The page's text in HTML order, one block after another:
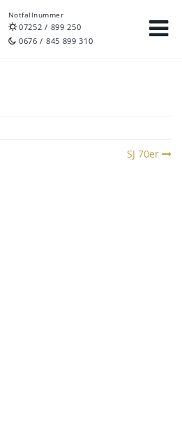
Notfallnummer
07252 / 899 250
0676 / 845 899 310
SJ 70er